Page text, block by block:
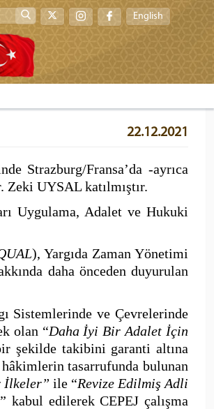
English
22.12.2021
Strazburg/Fransa’da -ayrıca
Zeki UYSAL katılmıştır.
Uygulama, Adalet ve Hukuki
), Yargıda Zaman Yönetimi
daha önceden duyurulan
Sistemlerinde ve Çevrelerinde
olan “Daha İyi Bir Adalet İçin
şekilde takibini garanti altına
tasarrufunda bulunan
İlkeler” ile “Revize Edilmiş Adli
” kabul edilerek CEPEJ çalışma